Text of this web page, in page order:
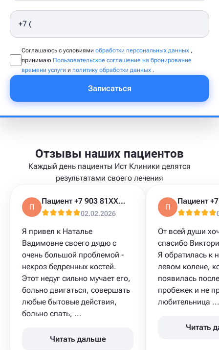
Соглашаюсь с условиями обработки персональных данных ,
принимаю Пользовательское соглашение на бронирование
времени услуги и политику обработки данных .
Записаться
Отзывы наших пациентов
Каждый день пациенты Ист Клиники делятся
результатами своего лечения
П
Пациент +7 903 81XXXXX
02.02.2026
Я привел к Наталье
Вадимовне своего дядю с
очень большой проблемой -
некроз бедренных костей.
Этот недуг сильно мучает его,
больно двигаться, совершать
любые бытовые действия,
больно спать, ...
Читать дальше
П
От всей души
спасибо
Я обратилась к
левом колене,
появилась
пробежек и не
любительница ...
Читать